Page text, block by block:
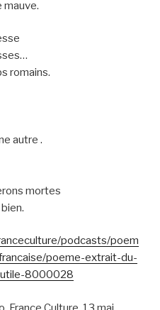
mauve.
romains.
autre .
mortes
podcasts/poem
poeme-extrait-du-
8000028